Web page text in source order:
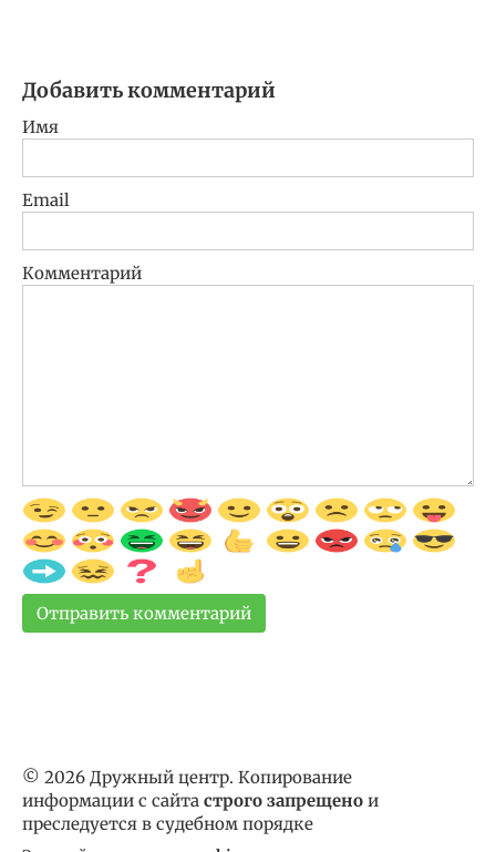
Добавить комментарий
Имя
Email
Комментарий
© 2026 Дружный центр. Копирование
информации с сайта строго запрещено и
преследуется в судебном порядке